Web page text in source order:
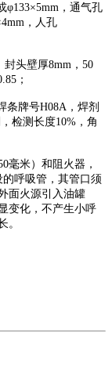
φ133×5mm，通气孔
，人孔
封头壁厚8mm，50
；
条牌号H08A，焊剂
检测长度10%，角
毫米）和阻火器，
呼吸管，其管口须
面火源引入油罐
变化，不产生小呼
。